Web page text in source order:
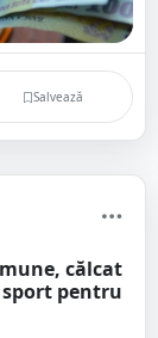
Salvează
călcat
sport pentru